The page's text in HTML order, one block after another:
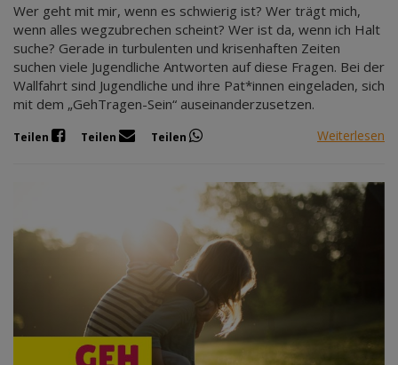
Wer geht mit mir, wenn es schwierig ist? Wer trägt mich,
wenn alles wegzubrechen scheint? Wer ist da, wenn ich Halt
suche? Gerade in turbulenten und krisenhaften Zeiten
suchen viele Jugendliche Antworten auf diese Fragen. Bei der
Wallfahrt sind Jugendliche und ihre Pat*innen eingeladen, sich
mit dem „GehTragen-Sein“ auseinanderzusetzen.
Teilen Teilen Teilen Weiterlesen